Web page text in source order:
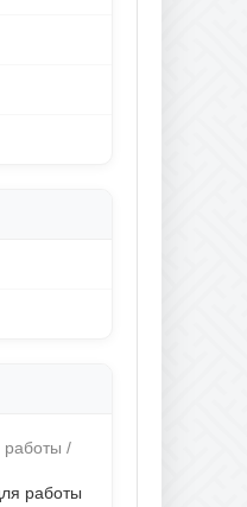
работы /
работы